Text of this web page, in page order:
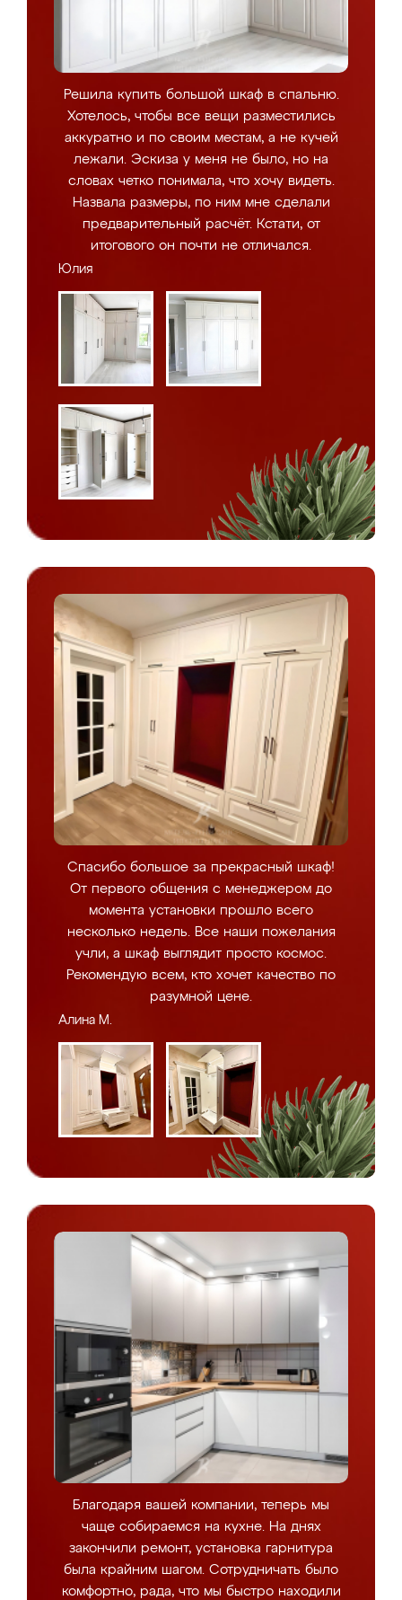
Решила купить большой шкаф в спальню.
Хотелось, чтобы все вещи разместились
аккуратно и по своим местам, а не кучей
лежали. Эскиза у меня не было, но на
словах четко понимала, что хочу видеть.
Назвала размеры, по ним мне сделали
предварительный расчёт. Кстати, от
итогового он почти не отличался.
Юлия
Спасибо большое за прекрасный шкаф!
От первого общения с менеджером до
момента установки прошло всего
несколько недель. Все наши пожелания
учли, а шкаф выглядит просто космос.
Рекомендую всем, кто хочет качество по
разумной цене.
Алина М.
Благодаря вашей компании, теперь мы
чаще собираемся на кухне. На днях
закончили ремонт, установка гарнитура
была крайним шагом. Сотрудничать было
комфортно, рада, что мы быстро находили